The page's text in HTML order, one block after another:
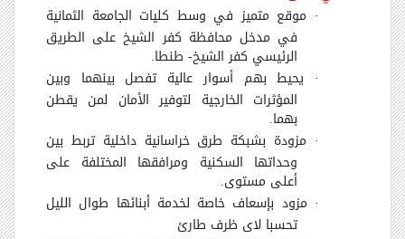
· موقع متميز في وسط كليات الجامعة الثمانية
في مدخل محافظة كفر الشيخ على الطريق
الرئيسي كفر الشيخ- طنطا.
· يحيط بهم أسوار عالية تفصل بينهما وبين
المؤثرات الخارجية لتوفير الأمان لمن يقطن
بهما.
· مزودة بشبكة طرق خراسانية داخلية تربط بين
وحداتها السكنية ومرافقها المختلفة على
أعلى مستوى.
· مزود بإسعاف خاصة لخدمة أبنائها طوال الليل
تحسبا لاى ظرف طارئ